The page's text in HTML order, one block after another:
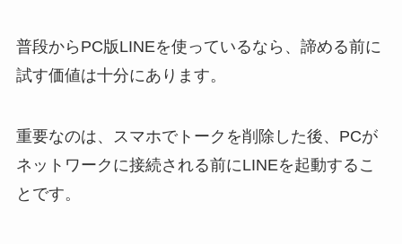
普段からPC版LINEを使っているなら、諦める前に
試す価値は十分にあります。
重要なのは、スマホでトークを削除した後、PCが
ネットワークに接続される前にLINEを起動するこ
とです。